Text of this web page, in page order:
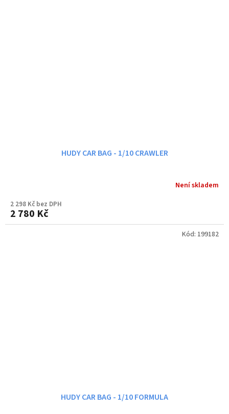
HUDY CAR BAG - 1/10 CRAWLER
Není skladem
2 298 Kč bez DPH
2 780 Kč
HUDY CAR BAG - 1/10 FORMULA
Kód: 199182